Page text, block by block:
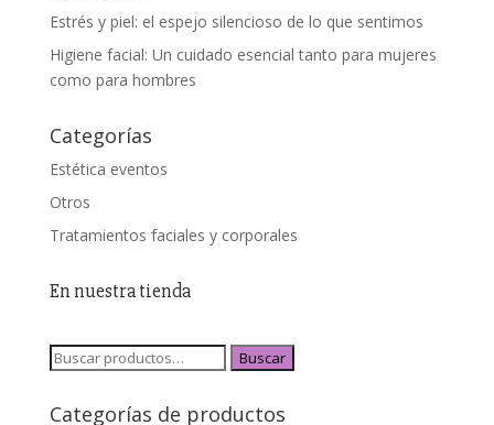
Estrés y piel: el espejo silencioso de lo que sentimos
Higiene facial: Un cuidado esencial tanto para mujeres
como para hombres
Categorías
Estética eventos
Otros
Tratamientos faciales y corporales
En nuestra tienda
Buscar
Categorías de productos